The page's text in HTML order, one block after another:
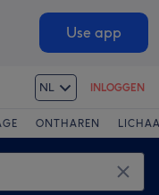
Use app
NL INLOGGEN
ONTHAREN